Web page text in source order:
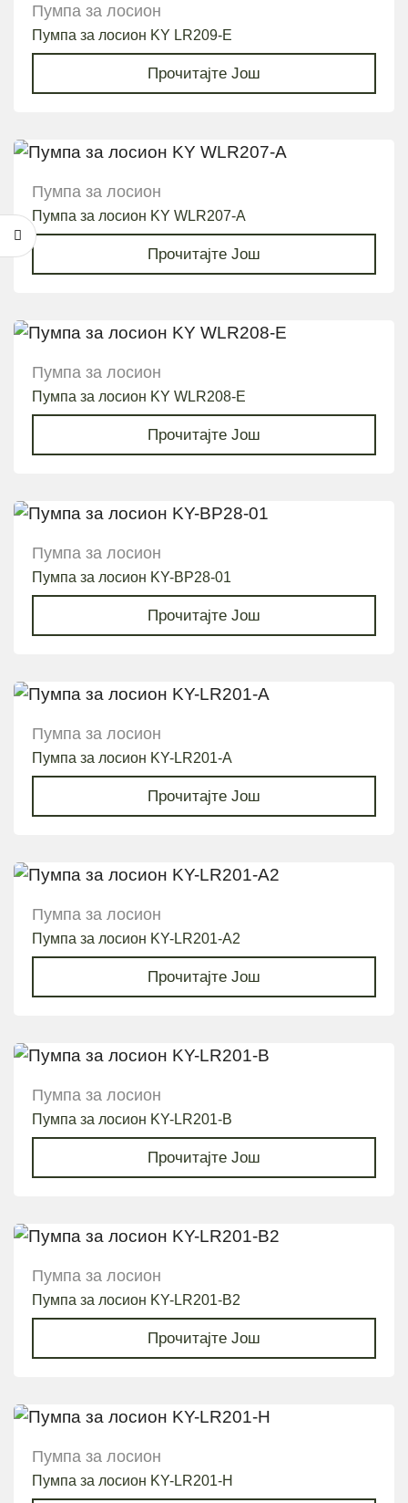
Пумпа за лосион
Пумпа за лосион KY LR209-E
Прочитајте Још
Пумпа за лосион
Пумпа за лосион KY WLR207-A
Прочитајте Још
Пумпа за лосион
Пумпа за лосион KY WLR208-E
Прочитајте Још
Пумпа за лосион
Пумпа за лосион KY-BP28-01
Прочитајте Још
Пумпа за лосион
Пумпа за лосион KY-LR201-A
Прочитајте Још
Пумпа за лосион
Пумпа за лосион KY-LR201-A2
Прочитајте Још
Пумпа за лосион
Пумпа за лосион KY-LR201-B
Прочитајте Још
Пумпа за лосион
Пумпа за лосион KY-LR201-B2
Прочитајте Још
Пумпа за лосион
Пумпа за лосион KY-LR201-H